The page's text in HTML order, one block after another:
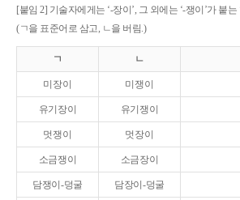
[붙임 2] 기술자에게는 ‘-장이’, 그 외에는 ‘-쟁이’가 붙
(ㄱ을 표준어로 삼고, ㄴ을 버림.)
ㄱ ㄴ
미장이 미쟁이
유기장이 유기쟁이
멋쟁이 멋장이
소금쟁이 소금장이
담쟁이-덩굴 담장이-덩굴